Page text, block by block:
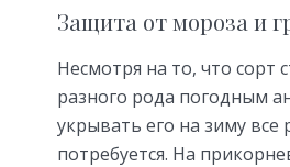
Защита от мороза и
Несмотря на то, что сорт
разного рода погодным
укрывать его на зиму все
потребуется. На